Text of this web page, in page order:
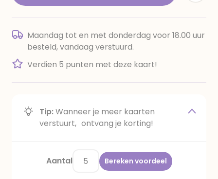
Maandag tot en met donderdag voor 18.00 uur
besteld, vandaag verstuurd.
Verdien 5 punten met deze kaart!
Tip:Wanneer je meer kaarten
verstuurt, ontvang je korting!
Aantal Bereken voordeel